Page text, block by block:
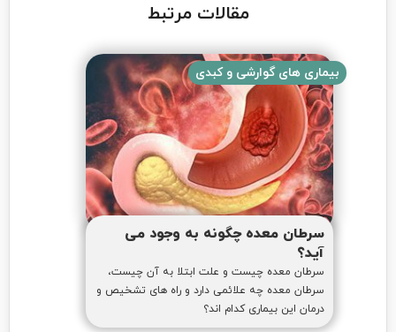
مقالات مرتبط
بیماری های گوارشی و کبدی
سرطان معده چگونه به وجود می
آید؟
سرطان معده چیست و علت ابتلا به آن چیست،
سرطان معده چه علائمی دارد و راه های تشخیص و
درمان این بیماری کدام اند؟